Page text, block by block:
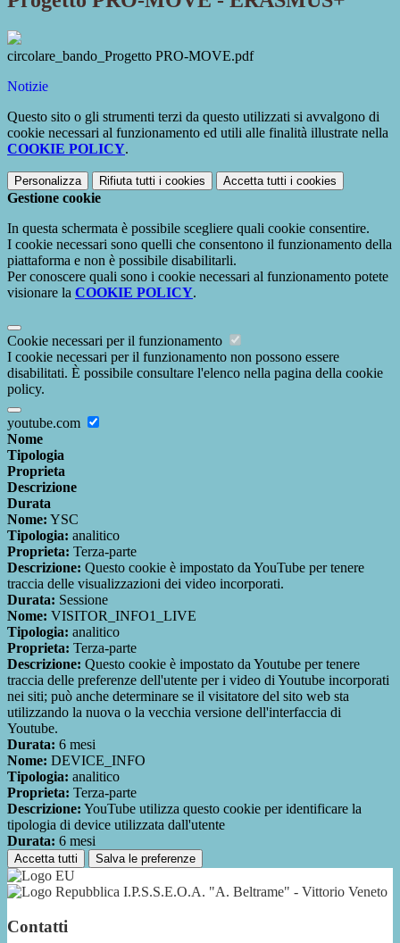
circolare_bando_Progetto PRO-MOVE.pdf
Notizie
Questo sito o gli strumenti terzi da questo utilizzati si avvalgono di
cookie necessari al funzionamento ed utili alle finalità illustrate nella
COOKIE POLICY.
Personalizza Rifiuta tutti i cookies Accetta tutti i cookies
Gestione cookie
In questa schermata è possibile scegliere quali cookie consentire.
I cookie necessari sono quelli che consentono il funzionamento della
piattaforma e non è possibile disabilitarli.
Per conoscere quali sono i cookie necessari al funzionamento potete
visionare la COOKIE POLICY.
Cookie necessari per il funzionamento
I cookie necessari per il funzionamento non possono essere
disabilitati. È possibile consultare l'elenco nella pagina della cookie
policy.
youtube.com
Nome
Tipologia
Proprieta
Descrizione
Durata
Nome: YSC
Tipologia: analitico
Proprieta: Terza-parte
Descrizione: Questo cookie è impostato da YouTube per tenere
traccia delle visualizzazioni dei video incorporati.
Durata: Sessione
Nome: VISITOR_INFO1_LIVE
Tipologia: analitico
Proprieta: Terza-parte
Descrizione: Questo cookie è impostato da Youtube per tenere
traccia delle preferenze dell'utente per i video di Youtube incorporati
nei siti; può anche determinare se il visitatore del sito web sta
utilizzando la nuova o la vecchia versione dell'interfaccia di
Youtube.
Durata: 6 mesi
Nome: DEVICE_INFO
Tipologia: analitico
Proprieta: Terza-parte
Descrizione: YouTube utilizza questo cookie per identificare la
tipologia di device utilizzata dall'utente
Durata: 6 mesi
Accetta tutti Salva le preferenze
I.P.S.S.E.O.A. "A. Beltrame" - Vittorio Veneto
Contatti